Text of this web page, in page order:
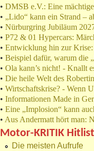
• DMSB e.V.: Eine
• „Lido“ kann ein Strand –
• Nürburgring Jubiläum
• P72 & 01 Hypercars:
• Entwicklung hin zur
• Beispiel dafür, warum die
• Ola kann’s nicht! - Knallt
• Die heile Welt des
• Wirtschaftskrise? - Wenn
• Informationen Made in
• Eine „Implosion“ kann
• Aus Andermatt hört man:
Motor-KRITIK
Die meisten Aufrufe